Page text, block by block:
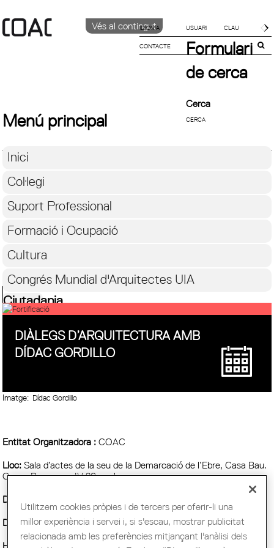
Vés al contingut
IDIOMA
CATALÀ
CONTACTE
Formulari
de cerca
Cerca
Menú principal
Inici
Col·legi
Suport Professional
Formació i Ocupació
Cultura
Congrés Mundial d'Arquitectes UIA
Ciutadania
DIÀLEGS D’ARQUITECTURA AMB
DÍDAC GORDILLO
Imatge: Dídac Gordillo
Entitat Organitzadora :COAC
Lloc:Sala d’actes de la seu de la Demarcació de l’Ebre, Casa Bau.
Carrer Berenguer IV 26, pral.
Demarcació :
Data inici :Divendres, 6 març, 2026
Utilitzem cookies pròpies i de tercers per oferir-li una
millor experiència i servei i, si s'escau, mostrar publicitat
relacionada amb les preferències mitjançant l'anàlisi dels